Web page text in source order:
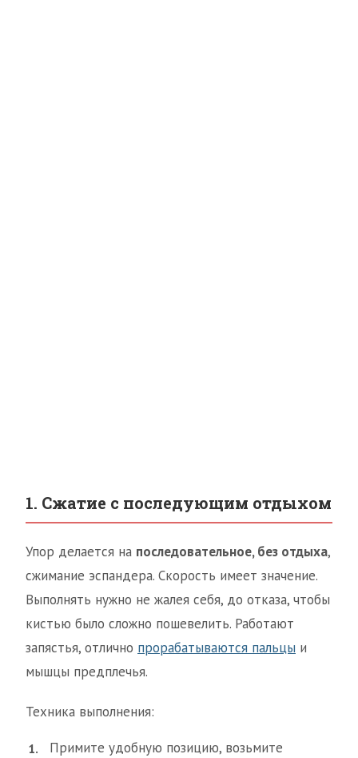
1. Сжатие с последующим отдыхом
Упор делается на последовательное, без отдыха,
сжимание эспандера. Скорость имеет значение.
Выполнять нужно не жалея себя, до отказа, чтобы
кистью было сложно пошевелить. Работают
запястья, отлично прорабатываются пальцы и
мышцы предплечья.
Техника выполнения:
Примите удобную позицию, возьмите